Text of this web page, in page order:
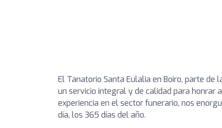
El Tanatorio Santa Eulalia en Boiro, parte de
un servicio integral y de calidad para honrar
experiencia en el sector funerario, nos
día, los 365 días del año.